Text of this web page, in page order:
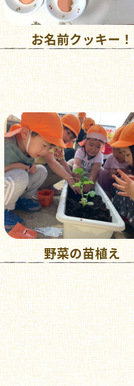
お名前クッキー！
野菜の苗植え